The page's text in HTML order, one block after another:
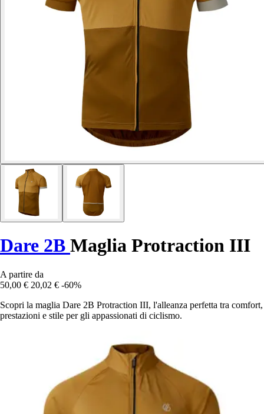
Dare 2B Maglia Protraction III
A partire da
50,00 € 20,02 € -60%
Scopri la maglia Dare 2B Protraction III, l'alleanza perfetta tra comfort,
prestazioni e stile per gli appassionati di ciclismo.